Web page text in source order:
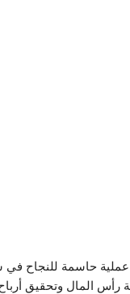
عملية حاسمة للنجاح
رأس المال وتحقيق